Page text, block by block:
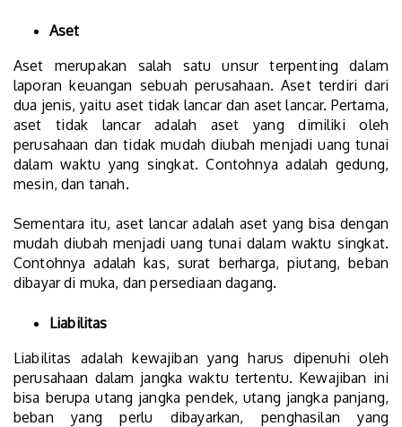
Aset
Aset merupakan salah satu unsur terpenting dalam
laporan keuangan sebuah perusahaan. Aset terdiri dari
dua jenis, yaitu aset tidak lancar dan aset lancar. Pertama,
aset tidak lancar adalah aset yang dimiliki oleh
perusahaan dan tidak mudah diubah menjadi uang tunai
dalam waktu yang singkat. Contohnya adalah gedung,
mesin, dan tanah.
Sementara itu, aset lancar adalah aset yang bisa dengan
mudah diubah menjadi uang tunai dalam waktu singkat.
Contohnya adalah kas, surat berharga, piutang, beban
dibayar di muka, dan persediaan dagang.
Liabilitas
Liabilitas adalah kewajiban yang harus dipenuhi oleh
perusahaan dalam jangka waktu tertentu. Kewajiban ini
bisa berupa utang jangka pendek, utang jangka panjang,
beban yang perlu dibayarkan, penghasilan yang